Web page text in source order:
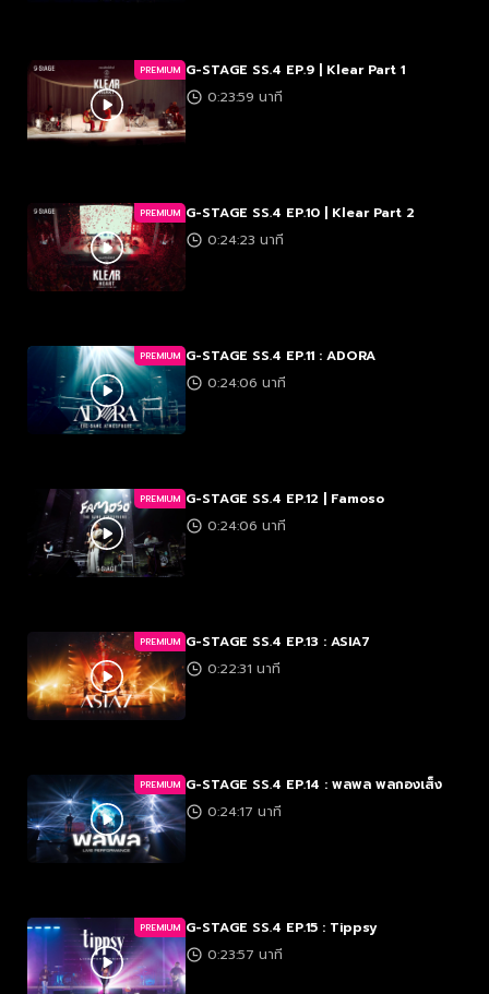
PREMIUM G-STAGE SS.4 EP.9 | Klear Part 1
0:23:59 นาที
PREMIUM G-STAGE SS.4 EP.10 | Klear Part 2
0:24:23 นาที
PREMIUM G-STAGE SS.4 EP.11 : ADORA
0:24:06 นาที
PREMIUM G-STAGE SS.4 EP.12 | Famoso
0:24:06 นาที
PREMIUM G-STAGE SS.4 EP.13 : ASIA7
0:22:31 นาที
PREMIUM G-STAGE SS.4 EP.14 : พลพล พลกองเส็ง
0:24:17 นาที
PREMIUM G-STAGE SS.4 EP.15 : Tippsy
0:23:57 นาที